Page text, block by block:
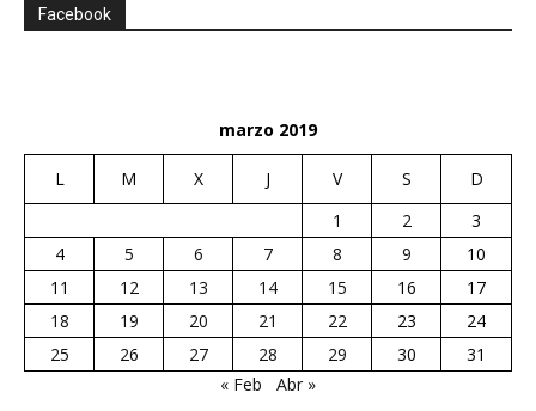
Facebook
marzo 2019
L M X J V S
D
1
2
3
4
5 6 7 8 9
10
11
12 13 14 15 16
17
18
19 20 21 22 23
24
25
26 27 28 29 30
31
« Feb
Abr »